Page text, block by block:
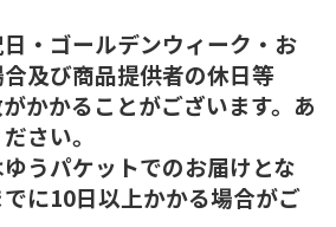
・ゴールデンウィーク・お
及び商品提供者の休日等
かかることがございます。あ
さい。
うパケットでのお届けとな
に10日以上かかる場合がご